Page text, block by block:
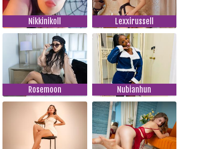
Nikkinikoll Lexxirussell
Rosemoon Nubianhun